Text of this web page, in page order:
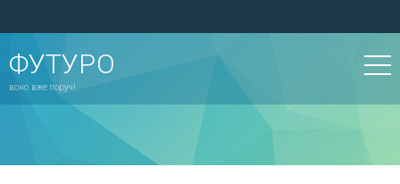
ФУТУРО
воно вже поруч!